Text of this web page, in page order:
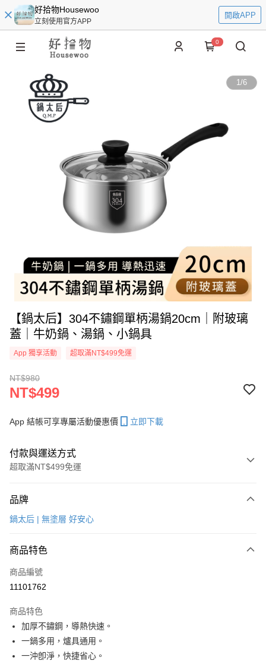
好拾物Housewoo
立刻使用官方APP
開啟APP
0
1/6
【鍋太后】304不鏽鋼單柄湯鍋20cm｜附玻璃
蓋｜牛奶鍋、湯鍋、小鍋具
App 獨享活動 超取滿NT$499免運
NT$980
NT$499
App 結帳可享專屬活動優惠價 立即下載
付款與運送方式
超取滿NT$499免運
信用卡一次付款
3 期 0 利率 每期
合作金庫商業銀行
上海商業儲蓄銀行
臺灣中小企業銀行
匯豐（台灣）商業銀行
聯邦商業銀行
元大商業銀行
超商取貨付款
ATM付款
貨到付款
運送方式
全家取貨 付款
品牌
鍋太后 | 無塗層 好安心
商品特色
商品編號
11101762
商品特色
加厚不鏽鋼，導熱快速。
一鍋多用，爐具通用。
一沖卽淨，快捷省心。